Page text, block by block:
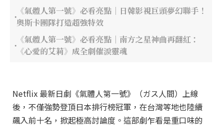
《氣體人第一號》必看亮點｜日韓影視巨頭夢幻聯手！
奧斯卡團隊打造超強特效
《氣體人第一號》必看亮點｜南方之星神曲再翻紅：
《心愛的艾莉》成全劇催淚靈魂
Netflix 最新日劇《氣體人第一號》（ガス人間）上線
後，不僅強勢登頂日本排行榜冠軍，在台灣等地也陸續
飆入前十名，掀起極高討論度。這部劇乍看是重口味的